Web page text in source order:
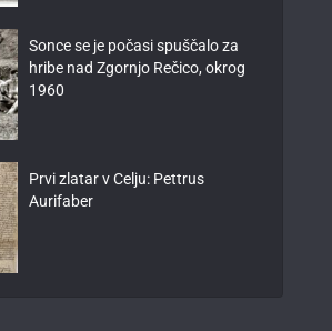
Sonce se je počasi spuščalo za
hribe nad Zgornjo Rečico, okrog
1960
Prvi zlatar v Celju: Pettrus
Aurifaber